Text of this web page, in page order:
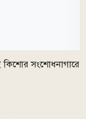
কিশোর সংশোধনাগারে